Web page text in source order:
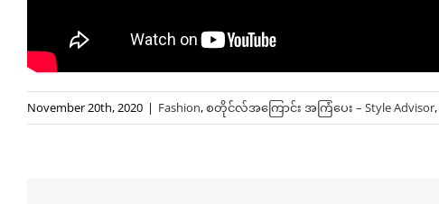
November 20th, 2020 | Fashion,စတိုင်လ်အကြောင်း အကြံပေး – Style Advisor,